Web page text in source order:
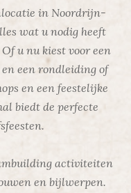
in Noordrijn-
wat u nodig heeft
Of u nu kiest voor een
een rondleiding of
en een feestelijke
biedt de perfecte
activiteiten
en bijlwerpen.